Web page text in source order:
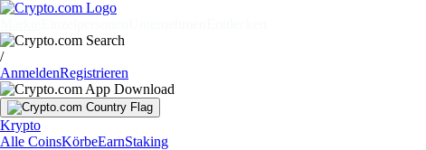
/
AnmeldenRegistrieren
Krypto
Alle CoinsKörbeEarnStaking